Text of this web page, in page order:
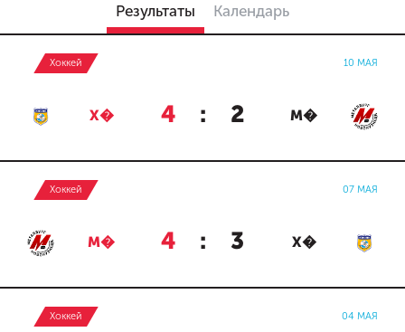
Результаты Календарь
Хоккей 10 МАЯ
Х� 4 : 2 М�
Хоккей 07 МАЯ
М� 4 : 3 Х�
Хоккей 04 МАЯ